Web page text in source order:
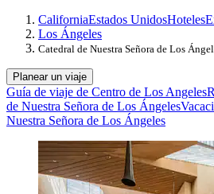
CaliforniaEstados UnidosHoteles
Los Ángeles
Catedral de Nuestra Señora de Los
Planear un viaje
Guía de viaje de Centro de Los Angeles
de Nuestra Señora de Los Ángeles
Nuestra Señora de Los Ángeles